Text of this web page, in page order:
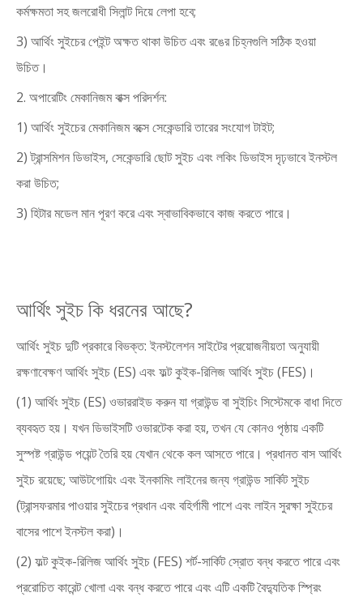
কর্মক্ষমতা সহ জলরোধী সিলান্ট দিয়ে লেপা হবে;
3) আর্থিং সুইচের পেইন্ট অক্ষত থাকা উচিত এবং রঙের চিহ্নগুলি সঠিক হওয়া
উচিত।
2. অপারেটিং মেকানিজম বাক্স পরিদর্শন:
1) আর্থিং সুইচের মেকানিজম বক্সে সেকেন্ডারি তারের সংযোগ টাইট;
2) ট্রান্সমিশন ডিভাইস, সেকেন্ডারি ছোট সুইচ এবং লকিং ডিভাইস দৃঢ়ভাবে ইনস্টল
করা উচিত;
3) হিটার মডেল মান পূরণ করে এবং স্বাভাবিকভাবে কাজ করতে পারে।
আর্থিং সুইচ কি ধরনের আছে?
আর্থিং সুইচ দুটি প্রকারে বিভক্ত: ইনস্টলেশন সাইটের প্রয়োজনীয়তা অনুযায়ী
রক্ষণাবেক্ষণ আর্থিং সুইচ (ES) এবং ফল্ট কুইক-রিলিজ আর্থিং সুইচ (FES)।
(1) আর্থিং সুইচ (ES) ওভাররাইড করুন যা গ্রাউন্ড বা সুইচিং সিস্টেমকে বাধা দিতে
ব্যবহৃত হয়। যখন ডিভাইসটি ওভারটেক করা হয়, তখন যে কোনও পৃষ্ঠায় একটি
সুস্পষ্ট গ্রাউন্ড পয়েন্ট তৈরি হয় যেখান থেকে কল আসতে পারে। প্রধানত বাস আর্থিং
সুইচ রয়েছে; আউটগোয়িং এবং ইনকামিং লাইনের জন্য গ্রাউন্ড সার্কিট সুইচ
(ট্রান্সফরমার পাওয়ার সুইচের প্রধান এবং বহির্গামী পাশে এবং লাইন সুরক্ষা সুইচের
বাসের পাশে ইনস্টল করা)।
(2) ফল্ট কুইক-রিলিজ আর্থিং সুইচ (FES) শর্ট-সার্কিট স্রোত বন্ধ করতে পারে এবং
প্ররোচিত কারেন্ট খোলা এবং বন্ধ করতে পারে এবং এটি একটি বৈদ্যুতিক স্প্রিং